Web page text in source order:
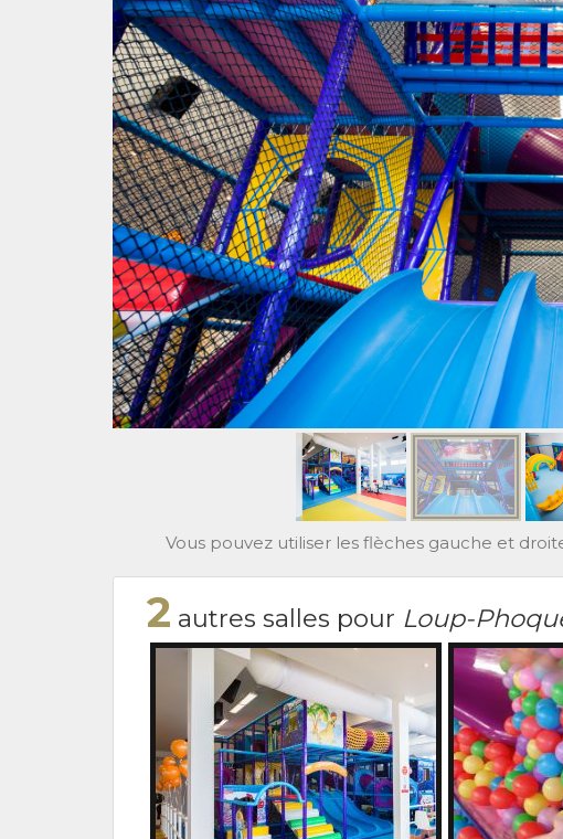
Vous pouvez utiliser les flèches gauche et
2 autres salles pour Loup-